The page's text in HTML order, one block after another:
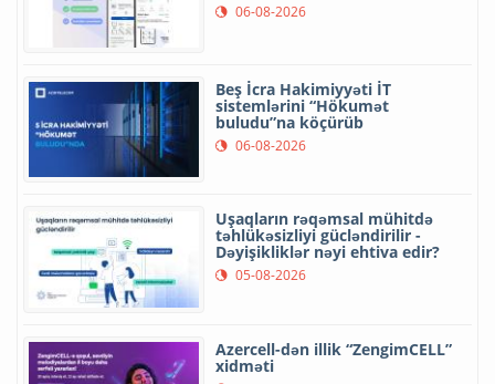
06-08-2026
Beş İcra Hakimiyyəti İT
sistemlərini “Hökumət
buludu”na köçürüb
06-08-2026
Uşaqların rəqəmsal mühitdə
təhlükəsizliyi gücləndirilir -
Dəyişikliklər nəyi ehtiva edir?
05-08-2026
Azercell-dən illik “ZengimCELL”
xidməti